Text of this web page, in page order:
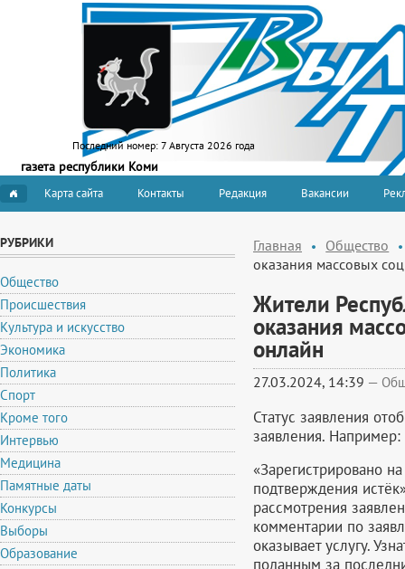
Последний номер: 7 Августа 2026 года
газета республики Коми
Карта сайта Контакты Редакция Вакансии
РУБРИКИ
Общество
Происшествия
Культура и искусство
Экономика
Политика
Спорт
Кроме того
Интервью
Медицина
Памятные даты
Конкурсы
Выборы
Образование
Главная
Общество
оказания массовых
Жители
оказания
онлайн
27.03.2024, 14:39 —
Статус заявления
заявления. Например:
«Зарегистрировано
подтверждения
рассмотрения
комментарии по
оказывает услугу.
поданным за